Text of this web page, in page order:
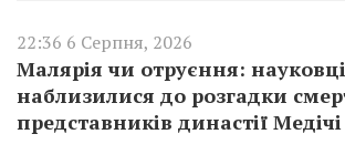
22:36 6 Серпня, 2026
Малярія чи отруєння: науковці
наблизилися до розгадки
представників династії Медічі